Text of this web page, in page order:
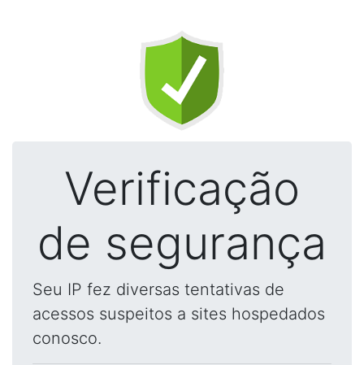
Verificação
de segurança
Seu IP fez diversas tentativas de
acessos suspeitos a sites hospedados
conosco.